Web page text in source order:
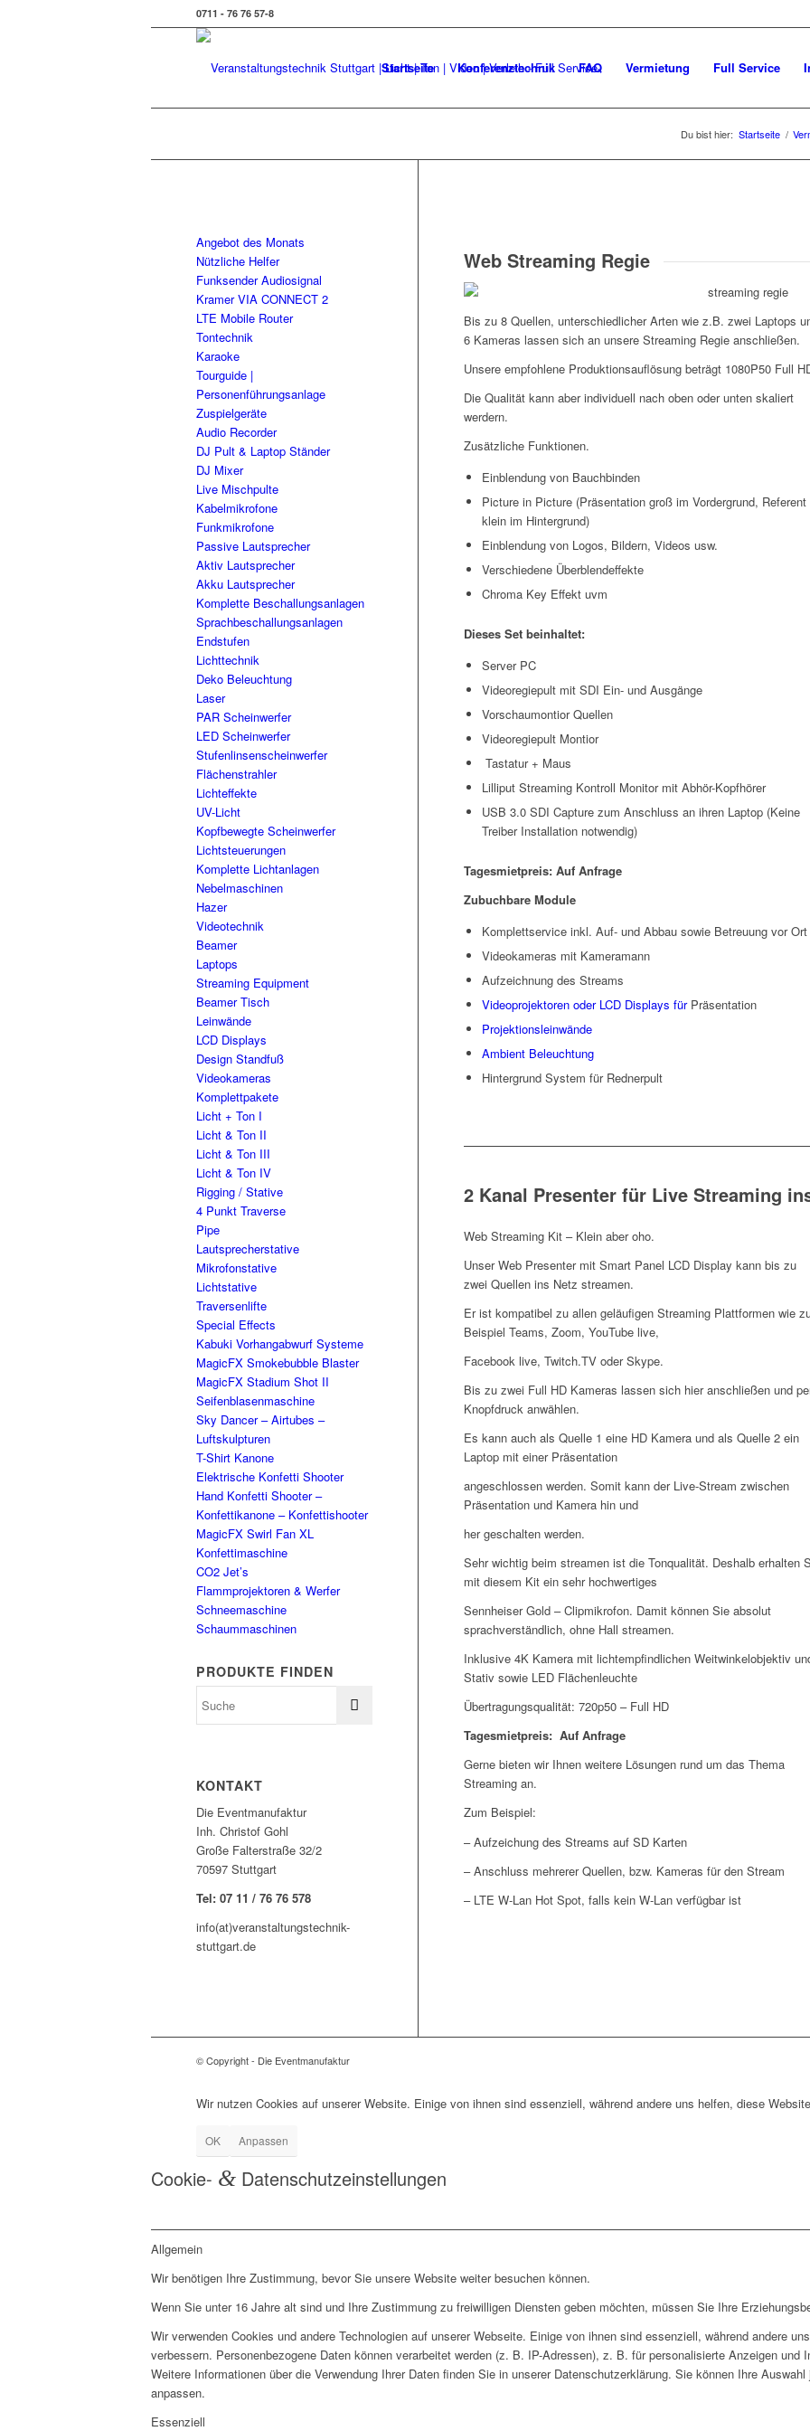
0711 - 76 76 57-8
Startseite Konferenztechnik FAQ Vermietung Full Service
Du bist hier: Startseite /
Web Streaming Regie
Bis zu 8 Quellen, unterschiedlicher Arten wie z.B. zwei Laptops
6 Kameras lassen sich an unsere Streaming Regie anschließen.
Unsere empfohlene Produktionsauflösung beträgt 1080P50 Full
Die Qualität kann aber individuell nach oben oder unten skaliert
werdern.
Zusätzliche Funktionen.
Einblendung von Bauchbinden
Picture in Picture (Präsentation groß im Vordergrund, Referent
klein im Hintergrund)
Einblendung von Logos, Bildern, Videos usw.
Verschiedene Überblendeffekte
Chroma Key Effekt uvm
Dieses Set beinhaltet:
Server PC
Videoregiepult mit SDI Ein- und Ausgänge
Vorschaumontior Quellen
Videoregiepult Montior
Tastatur + Maus
Lilliput Streaming Kontroll Monitor mit Abhör-Kopfhörer
USB 3.0 SDI Capture zum Anschluss an ihren Laptop (Keine
Treiber Installation notwendig)
Tagesmietpreis: Auf Anfrage
Zubuchbare Module
Komplettservice inkl. Auf- und Abbau sowie Betreuung vor Ort
Videokameras mit Kameramann
Aufzeichnung des Streams
Videoprojektoren oder LCD Displays für Präsentation
Projektionsleinwände
Ambient Beleuchtung
Hintergrund System für Rednerpult
2 Kanal Presenter für Live Streaming
Web Streaming Kit – Klein aber oho.
Unser Web Presenter mit Smart Panel LCD Display kann bis zu
zwei Quellen ins Netz streamen.
Er ist kompatibel zu allen geläufigen Streaming Plattformen wie
Beispiel Teams, Zoom, YouTube live,
Facebook live, Twitch.TV oder Skype.
Bis zu zwei Full HD Kameras lassen sich hier anschließen und
Knopfdruck anwählen.
Es kann auch als Quelle 1 eine HD Kamera und als Quelle 2 ein
Laptop mit einer Präsentation
angeschlossen werden. Somit kann der Live-Stream zwischen
Präsentation und Kamera hin und
her geschalten werden.
Sehr wichtig beim streamen ist die Tonqualität. Deshalb erhalten
mit diesem Kit ein sehr hochwertiges
Sennheiser Gold – Clipmikrofon. Damit können Sie absolut
sprachverständlich, ohne Hall streamen.
Inklusive 4K Kamera mit lichtempfindlichen Weitwinkelobjektiv
Stativ sowie LED Flächenleuchte
Übertragungsqualität: 720p50 – Full HD
Tagesmietpreis: Auf Anfrage
Gerne bieten wir Ihnen weitere Lösungen rund um das Thema
Streaming an.
Zum Beispiel:
– Aufzeichung des Streams auf SD Karten
– Anschluss mehrerer Quellen, bzw. Kameras für den Stream
– LTE W-Lan Hot Spot, falls kein W-Lan verfügbar ist
Angebot des Monats
Nützliche Helfer
Funksender Audiosignal
Kramer VIA CONNECT 2
LTE Mobile Router
Tontechnik
Karaoke
Tourguide |
Personenführungsanlage
Zuspielgeräte
Audio Recorder
DJ Pult & Laptop Ständer
DJ Mixer
Live Mischpulte
Kabelmikrofone
Funkmikrofone
Passive Lautsprecher
Aktiv Lautsprecher
Akku Lautsprecher
Komplette Beschallungsanlagen
Sprachbeschallungsanlagen
Endstufen
Lichttechnik
Deko Beleuchtung
Laser
PAR Scheinwerfer
LED Scheinwerfer
Stufenlinsenscheinwerfer
Flächenstrahler
Lichteffekte
UV-Licht
Kopfbewegte Scheinwerfer
Lichtsteuerungen
Komplette Lichtanlagen
Nebelmaschinen
Hazer
Videotechnik
Beamer
Laptops
Streaming Equipment
Beamer Tisch
Leinwände
LCD Displays
Design Standfuß
Videokameras
Komplettpakete
Licht + Ton I
Licht & Ton II
Licht & Ton III
Licht & Ton IV
Rigging / Stative
4 Punkt Traverse
Pipe
Lautsprecherstative
Mikrofonstative
Lichtstative
Traversenlifte
Special Effects
Kabuki Vorhangabwurf Systeme
MagicFX Smokebubble Blaster
MagicFX Stadium Shot II
Seifenblasenmaschine
Sky Dancer – Airtubes –
Luftskulpturen
T-Shirt Kanone
Elektrische Konfetti Shooter
Hand Konfetti Shooter –
Konfettikanone – Konfettishooter
MagicFX Swirl Fan XL
Konfettimaschine
CO2 Jet’s
Flammprojektoren & Werfer
Schneemaschine
Schaummaschinen
PRODUKTE FINDEN
KONTAKT
Die Eventmanufaktur
Inh. Christof Gohl
Große Falterstraße 32/2
70597 Stuttgart
Tel: 07 11 / 76 76 578
info(at)veranstaltungstechnik-
stuttgart.de
© Copyright - Die Eventmanufaktur
Wir nutzen Cookies auf unserer Website. Einige von ihnen sind essenziell, während andere uns helfen, diese
OK Anpassen
Cookie- & Datenschutzeinstellungen
Allgemein
Wir benötigen Ihre Zustimmung, bevor Sie unsere Website weiter besuchen können.
Wenn Sie unter 16 Jahre alt sind und Ihre Zustimmung zu freiwilligen Diensten geben möchten, müssen Sie Ihre
Wir verwenden Cookies und andere Technologien auf unserer Webseite. Einige von ihnen sind essenziell, während andere
verbessern. Personenbezogene Daten können verarbeitet werden (z. B. IP-Adressen), z. B. für personalisierte Anzeigen und
Weitere Informationen über die Verwendung Ihrer Daten finden Sie in unserer Datenschutzerklärung. Sie können Ihre
anpassen.
Essenziell